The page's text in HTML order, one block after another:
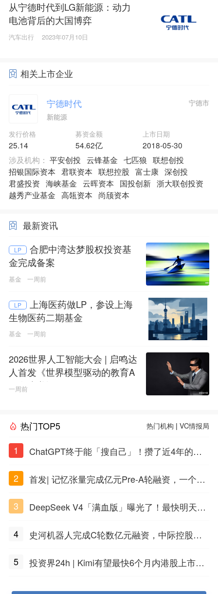
从宁德时代到LG新能源：动力
电池背后的大国博弈
汽车出行 2023年07月10日
相关上市企业
宁德时代
新能源
宁德市
发行价格
25.14
募资金额
54.62亿
上市日期
2018-05-30
涉及机构： 平安创投 云锋基金 七匹狼 联想创投
招银国际资本 君联资本 联想控股 富士康 深创投
君盛投资 海峡基金 云晖资本 国投创新 浙大联创投资
越秀产业基金 高瓴资本 尚颀资本
最新资讯
LP
合肥中湾达梦股权投资基
金完成备案
基金 一周前
LP
上海医药做LP，参设上海
生物医药二期基金
基金 一周前
2026世界人工智能大会 | 启鸣达
人首发《世界模型驱动的教育A
GI白皮书》
一周前
热门TOP5 热门机构 |VC情报局
1
ChatGPT终于能「搜自己」！攒了近4年的对
2
首发| 记忆张量完成亿元Pre-A轮融资，一个上
3
DeepSeek V4「满血版」曝光了！最快明天发
4
史河机器人完成C轮数亿元融资，中际控股领
5
投资界24h | Kimi有望最快6个月内港股上市；